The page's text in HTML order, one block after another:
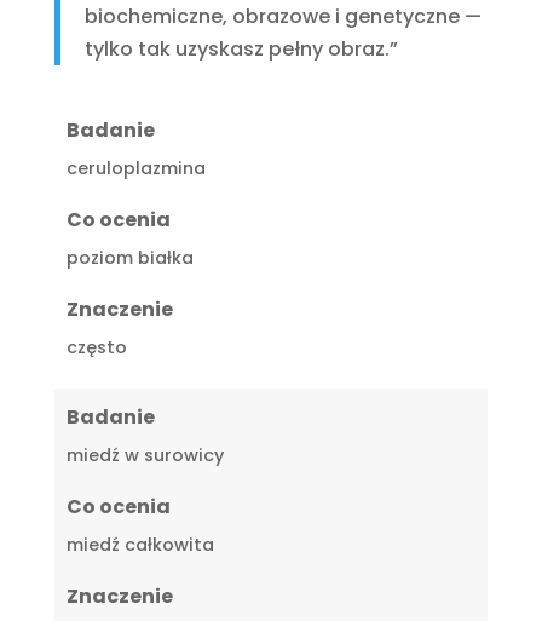
biochemiczne, obrazowe i genetyczne —
tylko tak uzyskasz pełny obraz.”
Badanie
ceruloplazmina
Co ocenia
poziom białka
Znaczenie
często
Badanie
miedź w surowicy
Co ocenia
miedź całkowita
Znaczenie